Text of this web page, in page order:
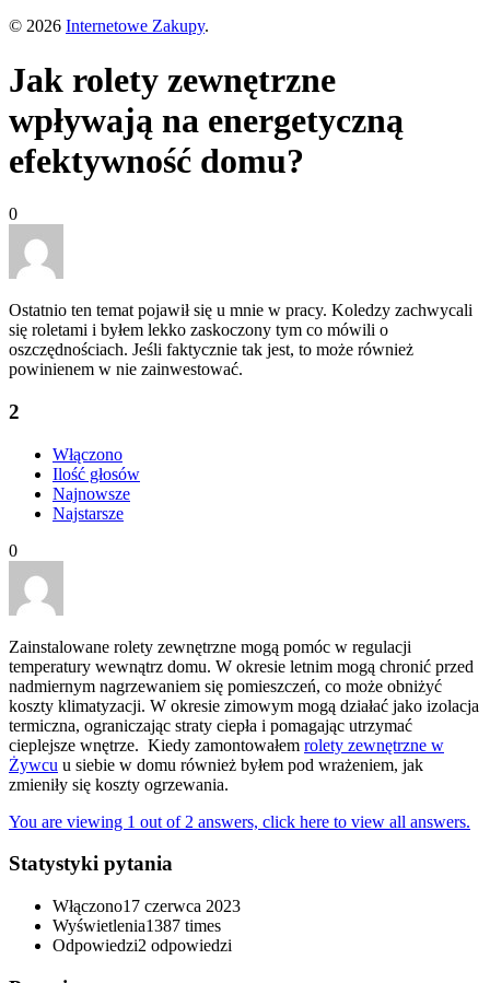
© 2026 Internetowe Zakupy.
Jak rolety zewnętrzne
wpływają na energetyczną
efektywność domu?
0
Ostatnio ten temat pojawił się u mnie w pracy. Koledzy zachwycali
się roletami i byłem lekko zaskoczony tym co mówili o
oszczędnościach. Jeśli faktycznie tak jest, to może również
powinienem w nie zainwestować.
2
Włączono
Ilość głosów
Najnowsze
Najstarsze
0
Zainstalowane rolety zewnętrzne mogą pomóc w regulacji
temperatury wewnątrz domu. W okresie letnim mogą chronić przed
nadmiernym nagrzewaniem się pomieszczeń, co może obniżyć
koszty klimatyzacji. W okresie zimowym mogą działać jako izolacja
termiczna, ograniczając straty ciepła i pomagając utrzymać
cieplejsze wnętrze. Kiedy zamontowałem rolety zewnętrzne w
Żywcu u siebie w domu również byłem pod wrażeniem, jak
zmieniły się koszty ogrzewania.
You are viewing 1 out of 2 answers, click here to view all answers.
Statystyki pytania
Włączono17 czerwca 2023
Wyświetlenia1387 times
Odpowiedzi2 odpowiedzi